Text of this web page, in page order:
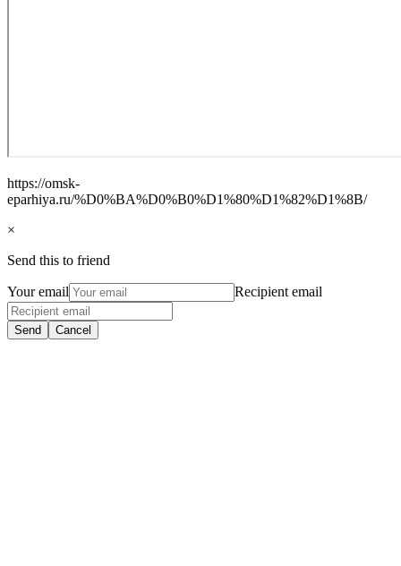
https://omsk-
eparhiya.ru/%D0%BA%D0%B0%D1%80%D1%82%D1%8B/
×
Send this to friend
Your email Recipient email
Send Cancel